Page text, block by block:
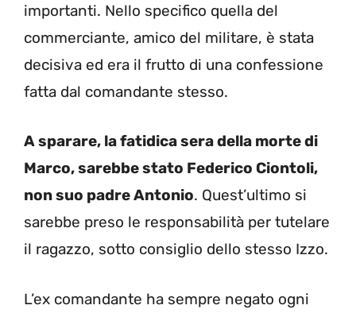
importanti. Nello specifico quella del
commerciante, amico del militare, è stata
decisiva ed era il frutto di una confessione
fatta dal comandante stesso.
A sparare, la fatidica sera della morte di
Marco, sarebbe stato Federico Ciontoli,
non suo padre Antonio. Quest’ultimo si
sarebbe preso le responsabilità per tutelare
il ragazzo, sotto consiglio dello stesso Izzo.
L’ex comandante ha sempre negato ogni